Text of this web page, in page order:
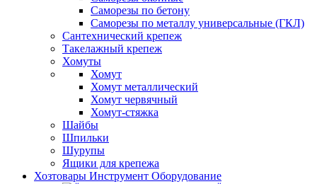
Саморезы по бетону
Саморезы по металлу универсальные (ГКЛ)
Сантехнический крепеж
Такелажный крепеж
Хомуты
Хомут
Хомут металлический
Хомут червячный
Хомут-стяжка
Шайбы
Шпильки
Шурупы
Ящики для крепежа
Хозтовары Инструмент Оборудование